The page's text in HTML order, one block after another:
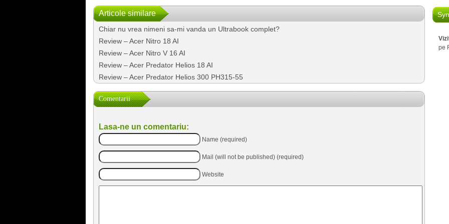
Articole similare
Chiar nu vrea nimeni sa-mi vanda un Ultrabook complet?
Review – Acer Nitro 18 AI
Review – Acer Nitro V 16 AI
Review – Acer Predator Helios 18 AI
Review – Acer Predator Helios 300 PH315-55
Comentarii
Lasa-ne un comentariu:
Name (required)
Mail (will not be published) (required)
Website
pe